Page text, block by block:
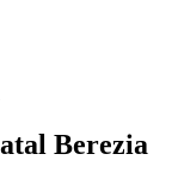
Berezia